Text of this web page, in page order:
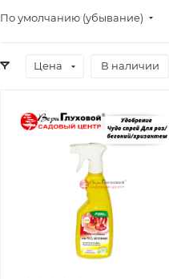
По умолчанию (убывание)
Цена В наличии